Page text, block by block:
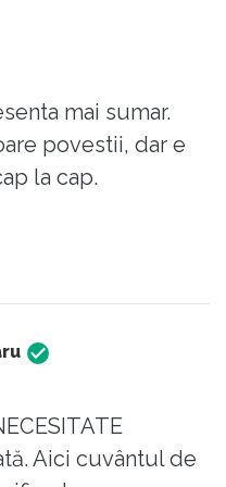
mai sumar.
povestii, dar e
la cap.
ei. De
deductia
sa spun
si induc starea
Aici cuvântul de